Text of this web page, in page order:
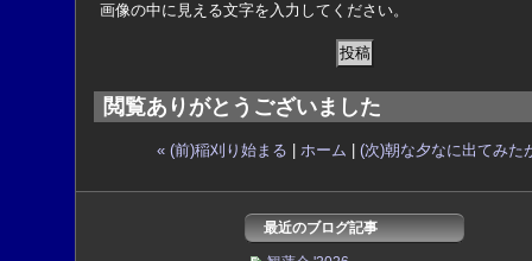
画像の中に見える文字を入力してください。
閲覧ありがとうございました
« (前)稲刈り始まる ホーム (次)朝な夕なに出てみた
最近のブログ記事